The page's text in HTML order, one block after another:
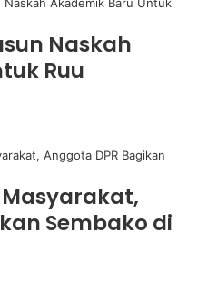
Naskah
Ruu
Sembako di